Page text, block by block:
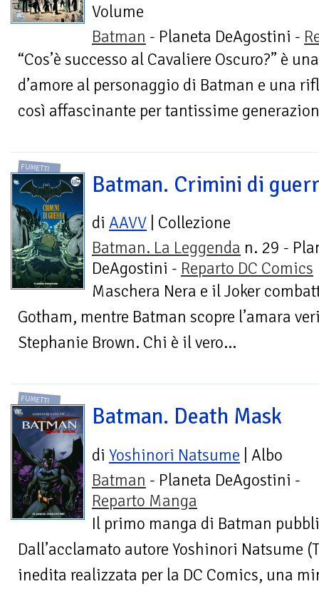
Volume
Batman - Planeta DeAgostini -
“Cos’è successo al Cavaliere Oscuro?” è
d’amore al personaggio di Batman e una
così affascinante per tantissime
FUMETTI
Batman. Crimini di
di AAVV | Collezione
Batman. La Leggenda n. 29 -
DeAgostini - Reparto DC Comics
Maschera Nera e il Joker
Gotham, mentre Batman scopre l’amara
Stephanie Brown. Chi è il vero...
FUMETTI
Batman. Death Mask
di Yoshinori Natsume | Albo
Batman - Planeta DeAgostini -
Reparto Manga
Il primo manga di Batman
Dall’acclamato autore Yoshinori Natsume
inedita realizzata per la DC Comics, una